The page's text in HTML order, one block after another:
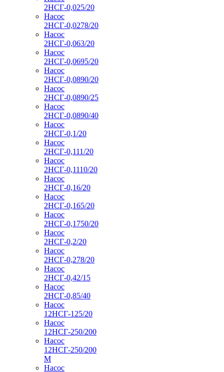
2НСГ-0,025/20
Насос
2НСГ-0,0278/20
Насос
2НСГ-0,063/20
Насос
2НСГ-0,0695/20
Насос
2НСГ-0,0890/20
Насос
2НСГ-0,0890/25
Насос
2НСГ-0,0890/40
Насос
2НСГ-0,1/20
Насос
2НСГ-0,111/20
Насос
2НСГ-0,1110/20
Насос
2НСГ-0,16/20
Насос
2НСГ-0,165/20
Насос
2НСГ-0,1750/20
Насос
2НСГ-0,2/20
Насос
2НСГ-0,278/20
Насос
2НСГ-0,42/15
Насос
2НСГ-0,85/40
Насос
12НСГ-125/20
Насос
12НСГ-250/200
Насос
12НСГ-250/200
М
Насос